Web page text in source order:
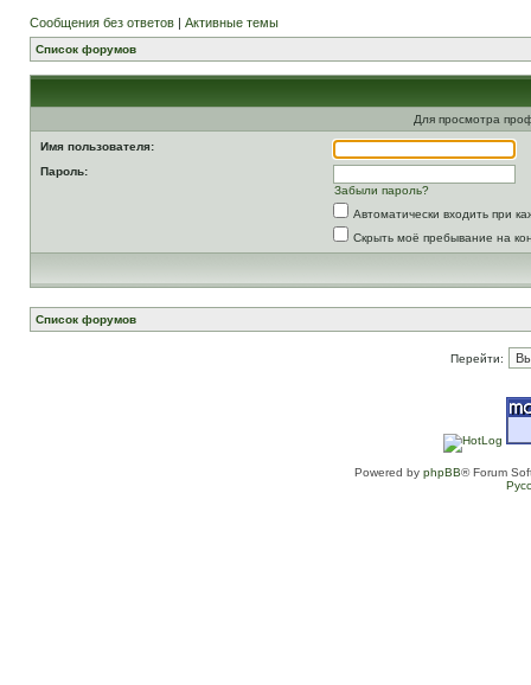
Сообщения без ответов | Активные темы
Список форумов
Для просмотра
Имя пользователя:
Пароль:
Забыли пароль?
Автоматически входить при
Скрыть моё пребывание на
Список форумов
Перейти:
Powered by phpBB® Forum